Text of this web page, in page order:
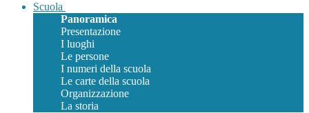
Scuola
Panoramica
Presentazione
I luoghi
Le persone
I numeri della scuola
Le carte della scuola
Organizzazione
La storia